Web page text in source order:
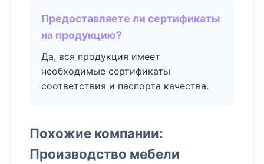
Предоставляете ли сертификаты
на продукцию?
Да, вся продукция имеет
необходимые сертификаты
соответствия и паспорта качества.
Похожие компании:
Производство мебели